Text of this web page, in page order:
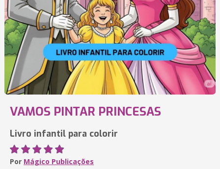
VAMOS PINTAR PRINCESAS
Livro infantil para colorir
Por Mágico Publicações